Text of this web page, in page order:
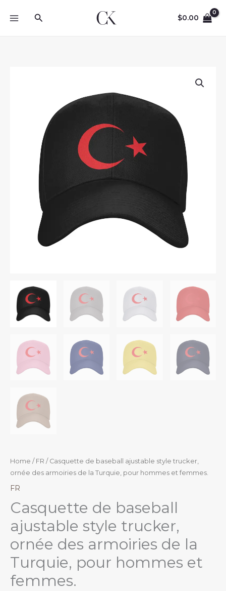
Search $0.00
Home / FR / Casquette de baseball ajustable style trucker,
ornée des armoiries de la Turquie, pour hommes et femmes.
FR
Casquette de baseball
ajustable style trucker,
ornée des armoiries de la
Turquie, pour hommes et
femmes.